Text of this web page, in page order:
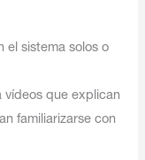
el sistema solos o
vídeos que explican
familiarizarse con